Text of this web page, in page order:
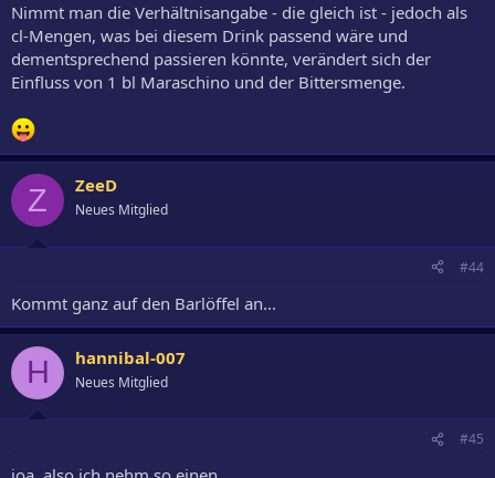
Nimmt man die Verhältnisangabe - die gleich ist - jedoch als
cl-Mengen, was bei diesem Drink passend wäre und
dementsprechend passieren könnte, verändert sich der
Einfluss von 1 bl Maraschino und der Bittersmenge.
Z ZeeD
Neues Mitglied
#44
Kommt ganz auf den Barlöffel an...
H hannibal-007
Neues Mitglied
#45